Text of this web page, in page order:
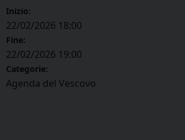
Inizio:
22/02/2026 18:00
Fine:
22/02/2026 19:00
Categorie:
Agenda del Vescovo